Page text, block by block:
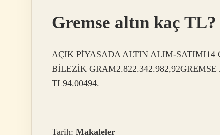
Gremse altın kaç TL?
AÇIK PİYASADA ALTIN ​​ALIM-SATIMI14
BİLEZİK
TL94.00494.
Tarih: Makaleler